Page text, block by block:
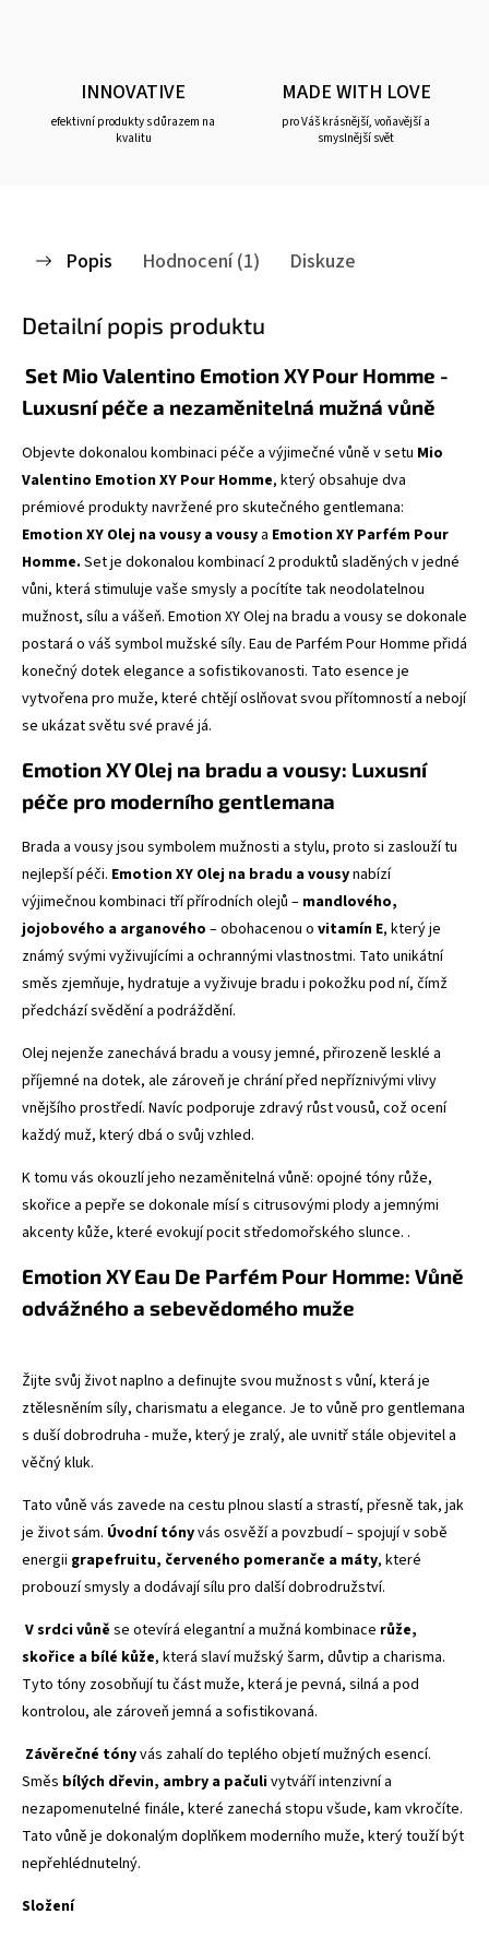
INNOVATIVE
efektivní produkty s důrazem na
kvalitu
MADE WITH LOVE
pro Váš krásnější, voňavější a
smyslnější svět
Popis Hodnocení (1) Diskuze
Detailní popis produktu
Set Mio Valentino Emotion XY Pour Homme -
Luxusní péče a nezaměnitelná mužná vůně
Objevte dokonalou kombinaci péče a výjimečné vůně v setu Mio
Valentino Emotion XY Pour Homme, který obsahuje dva
prémiové produkty navržené pro skutečného gentlemana:
Emotion XY Olej na vousy a vousy a Emotion XY Parfém Pour
Homme. Set je dokonalou kombinací 2 produktů sladěných v jedné
vůni, která stimuluje vaše smysly a pocítíte tak neodolatelnou
mužnost, sílu a vášeň. Emotion XY Olej na bradu a vousy se dokonale
postará o váš symbol mužské síly. Eau de Parfém Pour Homme přidá
konečný dotek elegance a sofistikovanosti. Tato esence je
vytvořena pro muže, které chtějí oslňovat svou přítomností a nebojí
se ukázat světu své pravé já.
Emotion XY Olej na bradu a vousy: Luxusní
péče pro moderního gentlemana
Brada a vousy jsou symbolem mužnosti a stylu, proto si zaslouží tu
nejlepší péči. Emotion XY Olej na bradu a vousynabízí
výjimečnou kombinaci tří přírodních olejů – mandlového,
jojobového a arganového – obohacenou o vitamín E, který je
známý svými vyživujícími a ochrannými vlastnostmi. Tato unikátní
směs zjemňuje, hydratuje a vyživuje bradu i pokožku pod ní, čímž
předchází svědění a podráždění.
Olej nejenže zanechává bradu a vousy jemné, přirozeně lesklé a
příjemné na dotek, ale zároveň je chrání před nepříznivými vlivy
vnějšího prostředí. Navíc podporuje zdravý růst vousů, což ocení
každý muž, který dbá o svůj vzhled.
K tomu vás okouzlí jeho nezaměnitelná vůně: opojné tóny růže,
skořice a pepře se dokonale mísí s citrusovými plody a jemnými
akcenty kůže, které evokují pocit středomořského slunce. .
Emotion XY Eau De Parfém Pour Homme: Vůně
odvážného a sebevědomého muže
Žijte svůj život naplno a definujte svou mužnost s vůní, která je
ztělesněním síly, charismatu a elegance. Je to vůně pro gentlemana
s duší dobrodruha - muže, který je zralý, ale uvnitř stále objevitel a
věčný kluk.
Tato vůně vás zavede na cestu plnou slastí a strastí, přesně tak, jak
je život sám. Úvodní tónyvás osvěží a povzbudí – spojují v sobě
energii grapefruitu, červeného pomeranče a máty, které
probouzí smysly a dodávají sílu pro další dobrodružství.
V srdci vůně se otevírá elegantní a mužná kombinace růže,
skořice a bílé kůže, která slaví mužský šarm, důvtip a charisma.
Tyto tóny zosobňují tu část muže, která je pevná, silná a pod
kontrolou, ale zároveň jemná a sofistikovaná.
Závěrečné tónyvás zahalí do teplého objetí mužných esencí.
Směs bílých dřevin, ambry a pačulivytváří intenzivní a
nezapomenutelné finále, které zanechá stopu všude, kam vkročíte.
Tato vůně je dokonalým doplňkem moderního muže, který touží být
nepřehlédnutelný.
Složení